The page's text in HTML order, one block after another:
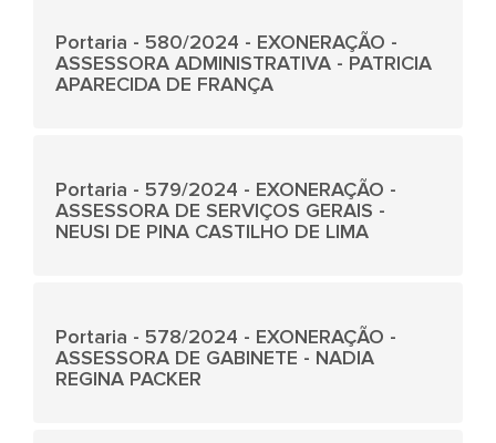
Portaria - 580/2024 - EXONERAÇÃO -
ASSESSORA ADMINISTRATIVA - PATRICIA
APARECIDA DE FRANÇA
Portaria - 579/2024 - EXONERAÇÃO -
ASSESSORA DE SERVIÇOS GERAIS -
NEUSI DE PINA CASTILHO DE LIMA
Portaria - 578/2024 - EXONERAÇÃO -
ASSESSORA DE GABINETE - NADIA
REGINA PACKER